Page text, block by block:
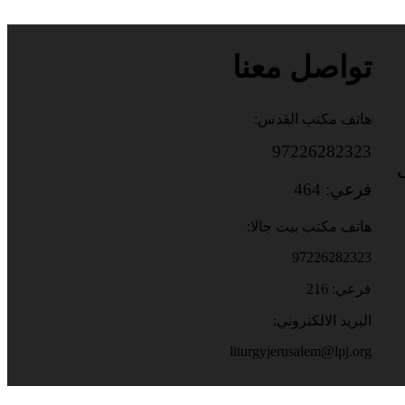
تواصل معنا
هاتف مكتب القدس:
97226282323
فرعي: 464
هاتف مكتب بيت جالا:
97226282323
فرعي: 216
البريد الالكتروني:
liturgyjerusalem@lpj.org